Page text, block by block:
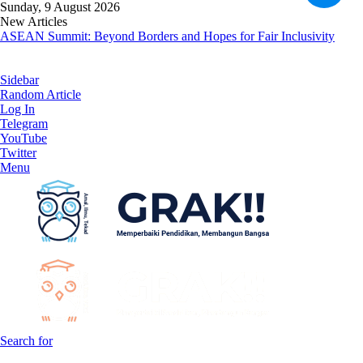
Sunday, 9 August 2026
New Articles
ASEAN Summit: Beyond Borders and Hopes for Fair Inclusivity
Sidebar
Random Article
Log In
Telegram
YouTube
Twitter
Menu
Search for